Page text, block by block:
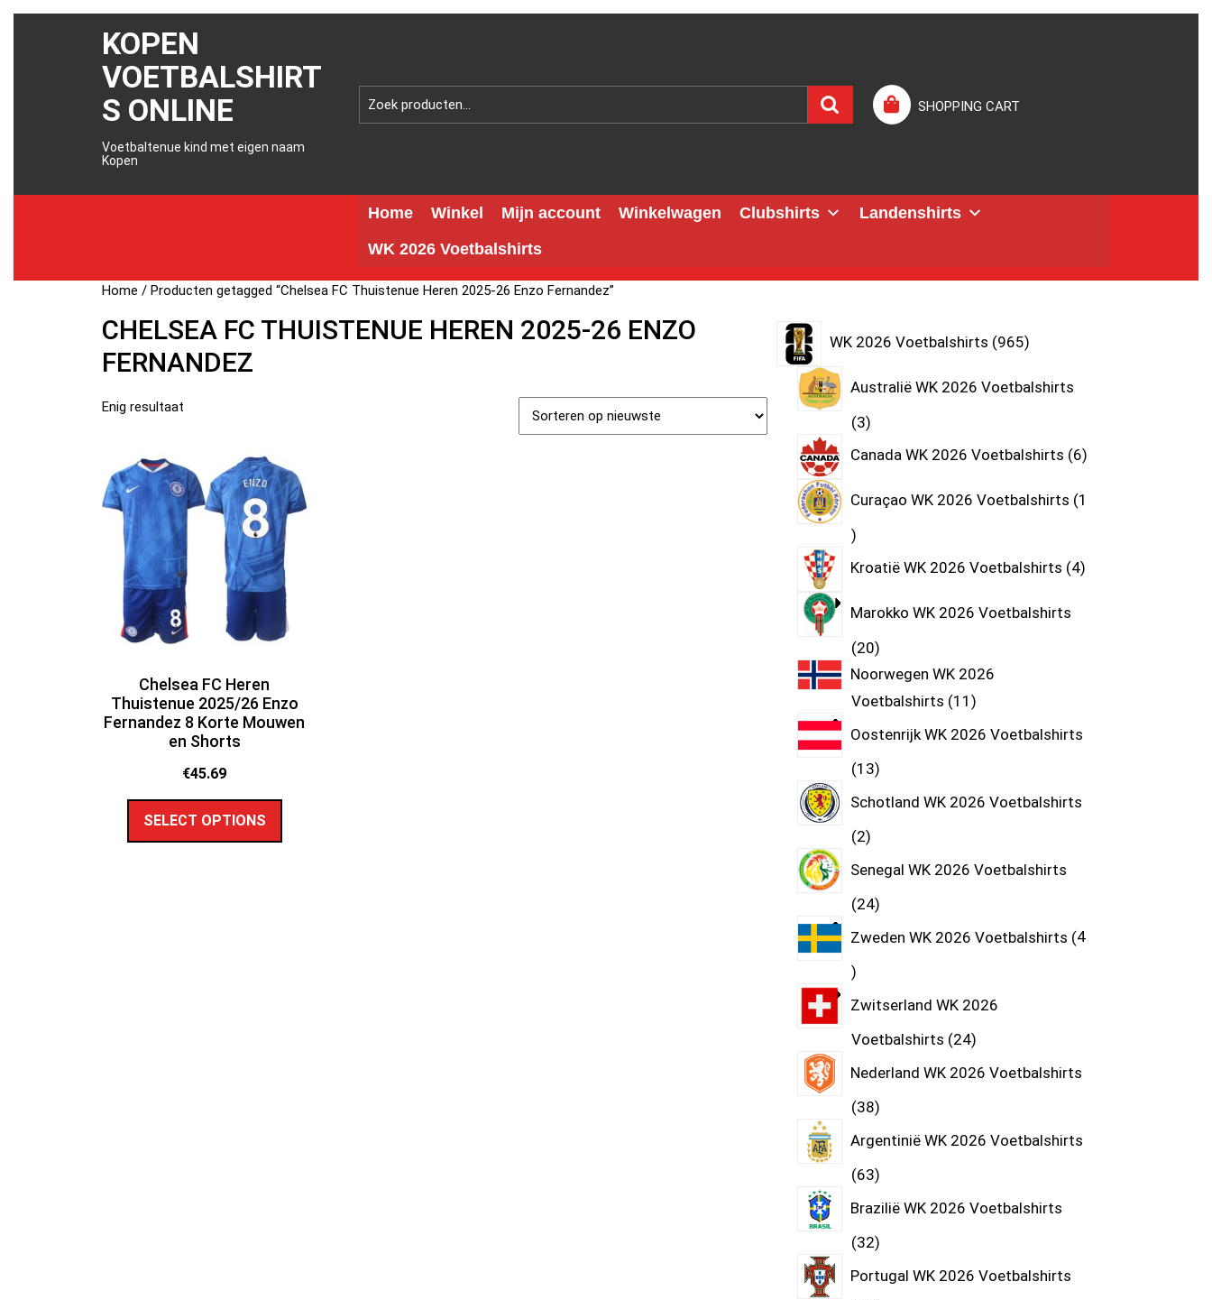
KOPEN
VOETBALSHIRT
S ONLINE
Voetbaltenue kind met eigen naam
Kopen
SHOPPING CART
Home Winkel Mijn account Winkelwagen Clubshirts
Landenshirts
WK 2026 Voetbalshirts
Home / Producten getagged “Chelsea FC Thuistenue Heren 2025-26 Enzo Fernandez”
CHELSEA FC THUISTENUE HEREN 2025-26 ENZO
FERNANDEZ
Enig resultaat
Chelsea FC Heren
Thuistenue 2025/26 Enzo
Fernandez 8 Korte Mouwen
en Shorts
€45.69
SELECT OPTIONS
WK 2026 Voetbalshirts 965
Australië WK 2026 Voetbalshirts
3
Canada WK 2026 Voetbalshirts 6
Curaçao WK 2026 Voetbalshirts 1
Kroatië WK 2026 Voetbalshirts 4
Marokko WK 2026 Voetbalshirts
20
Noorwegen WK 2026
Voetbalshirts 11
Oostenrijk WK 2026 Voetbalshirts
13
Schotland WK 2026 Voetbalshirts
2
Senegal WK 2026 Voetbalshirts
24
Zweden WK 2026 Voetbalshirts 4
Zwitserland WK 2026
Voetbalshirts 24
Nederland WK 2026 Voetbalshirts
38
Argentinië WK 2026 Voetbalshirts
63
Brazilië WK 2026 Voetbalshirts
32
Portugal WK 2026 Voetbalshirts